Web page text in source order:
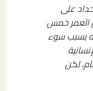
حداد على
العمر خمس
بسبب سوء
لكن